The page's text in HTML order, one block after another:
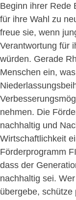
Beginn ihrer Rede
für ihre Wahl zu
freue sie, wenn
Verantwortung für
würden. Gerade
Menschen ein,
nehmen. Die
nachhaltig und
Wirtschaftlichkeit
Förderprogramm
dass der
nachhaltig sei.
übergebe, schütze